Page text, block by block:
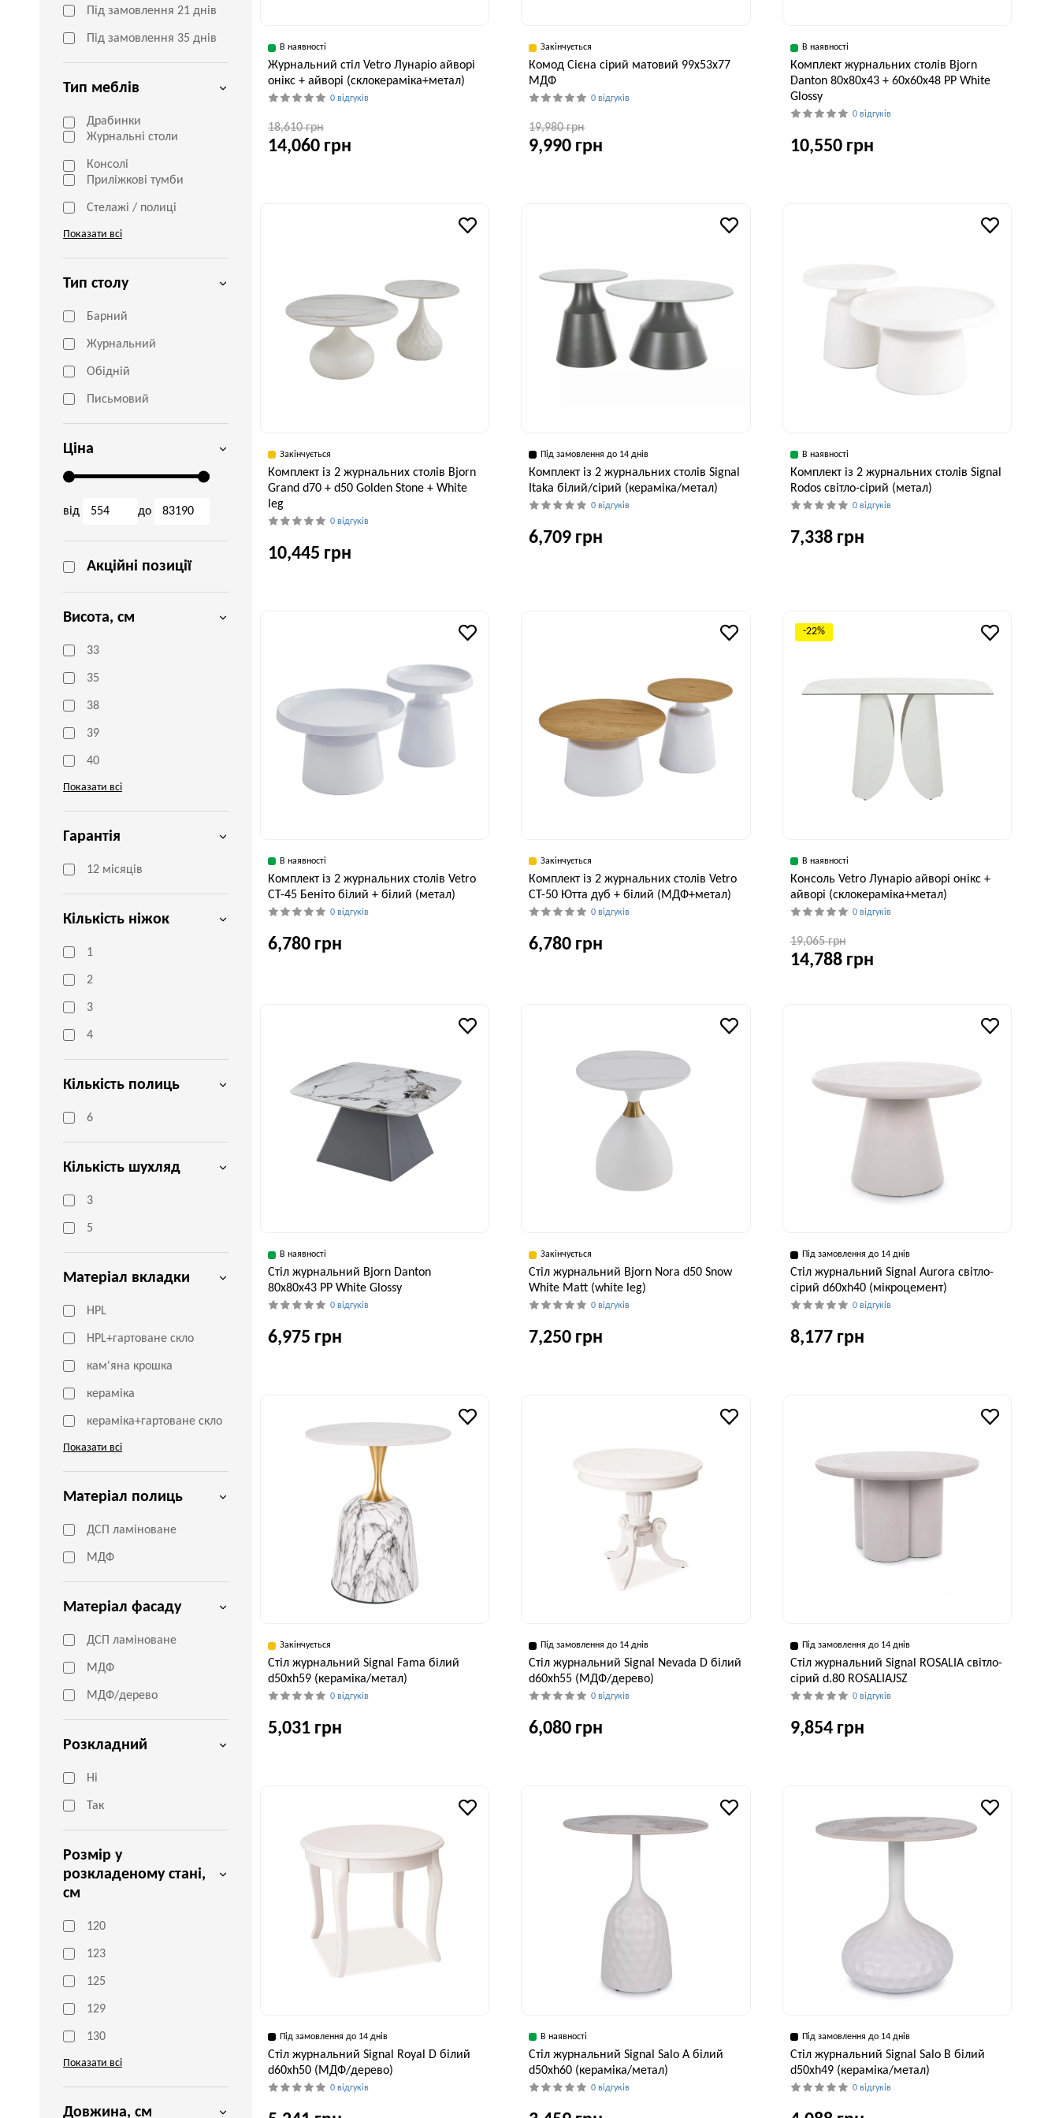
Під замовлення 21 днів
Під замовлення 35 днів
Тип меблів
Драбинки
Журнальні столи
Консолі
Приліжкові тумби
Стелажі / полиці
Показати всі
Тип столу
Барний
Журнальний
Обідній
Письмовий
Ціна
від до
Акційні позиції
Висота, см
33
35
38
39
40
Показати всі
Гарантія
12 місяців
Кількість ніжок
1
2
3
4
Кількість полиць
6
Кількість шухляд
3
5
Матеріал вкладки
HPL
HPL+гартоване скло
кам'яна крошка
кераміка
кераміка+гартоване скло
Показати всі
Матеріал полиць
ДСП ламіноване
МДФ
Матеріал фасаду
ДСП ламіноване
МДФ
МДФ/дерево
Розкладний
Ні
Так
Розмір у
розкладеному стані,
см
120
123
125
129
130
Показати всі
Довжина, см
В наявності
Журнальний стіл Vetro Лунаріо айворі
онікс + айворі (склокераміка+метал)
0 відгуків
18,610 грн
14,060 грн
Закінчується
Комод Сієна сірий матовий 99x53x77
МДФ
0 відгуків
19,980 грн
9,990 грн
В наявності
Комплект журнальних столів Bjorn
Danton 80х80х43 + 60х60х48 PP White
Glossy
0 відгуків
10,550 грн
48 см
Закінчується
Комплект із 2 журнальних столів Bjorn
Grand d70 + d50 Golden Stone + White
leg
0 відгуків
10,445 грн
Під замовлення до 14 днів
Комплект із 2 журнальних столів Signal
Itaka білий/сірий (кераміка/метал)
0 відгуків
6,709 грн
В наявності
Комплект із 2 журнальних столів Signal
Rodos світло-сірий (метал)
0 відгуків
7,338 грн
В наявності
Комплект із 2 журнальних столів Vetro
CT-45 Беніто білий + білий (метал)
0 відгуків
6,780 грн
39 см
Закінчується
Комплект із 2 журнальних столів Vetro
CT-50 Ютта дуб + білий (МДФ+метал)
0 відгуків
6,780 грн
38 см
-22%
В наявності
Консоль Vetro Лунаріо айворі онікс +
айворі (склокераміка+метал)
0 відгуків
19,065 грн
14,788 грн
76 см
В наявності
Стіл журнальний Bjorn Danton
80х80х43 PP White Glossy
0 відгуків
6,975 грн
43 см
Закінчується
Стіл журнальний Bjorn Nora d50 Snow
White Matt (white leg)
0 відгуків
7,250 грн
Під замовлення до 14 днів
Стіл журнальний Signal Aurora світло-
сірий d60хh40 (мікроцемент)
0 відгуків
8,177 грн
40 см
Закінчується
Стіл журнальний Signal Fama білий
d50хh59 (кераміка/метал)
0 відгуків
5,031 грн
59 см
Під замовлення до 14 днів
Стіл журнальний Signal Nevada D білий
d60хh55 (МДФ/дерево)
0 відгуків
6,080 грн
55 см
Під замовлення до 14 днів
Стіл журнальний Signal ROSALIA світло-
сірий d.80 ROSALIAJSZ
0 відгуків
9,854 грн
45 см
Під замовлення до 14 днів
Стіл журнальний Signal Royal D білий
d60хh50 (МДФ/дерево)
0 відгуків
В наявності
Стіл журнальний Signal Salo A білий
d50хh60 (кераміка/метал)
0 відгуків
Під замовлення до 14 днів
Стіл журнальний Signal Salo B білий
d50хh49 (кераміка/метал)
0 відгуків